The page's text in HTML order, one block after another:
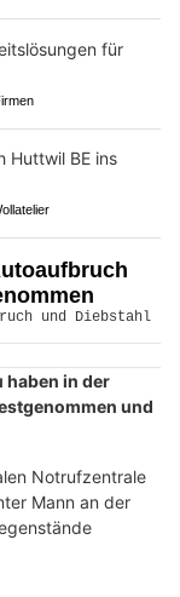
haben in der
und
Notrufzentrale
Mann an der